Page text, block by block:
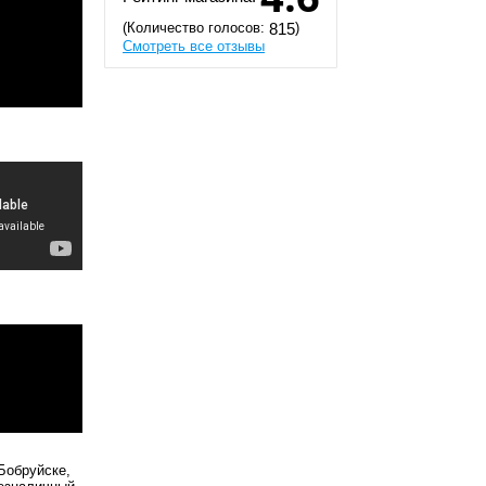
(Количество голосов: 815)
Смотреть все отзывы